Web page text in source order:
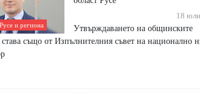
и региона
18
Утвърждаването на общинските
също от Изпълнителния съвет на национално